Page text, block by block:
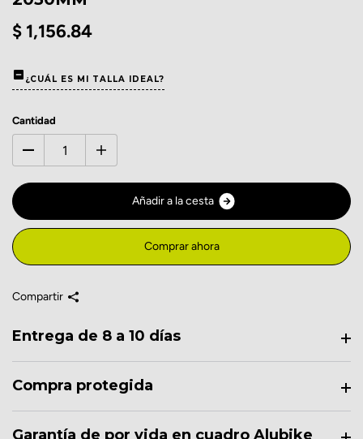
$ 1,156.84
¿CUÁL ES MI TALLA IDEAL?
Cantidad
Añadir a la cesta
Comprar ahora
Compartir
Entrega de 8 a 10 días
Compra protegida
Garantía de por vida en cuadro Alubike